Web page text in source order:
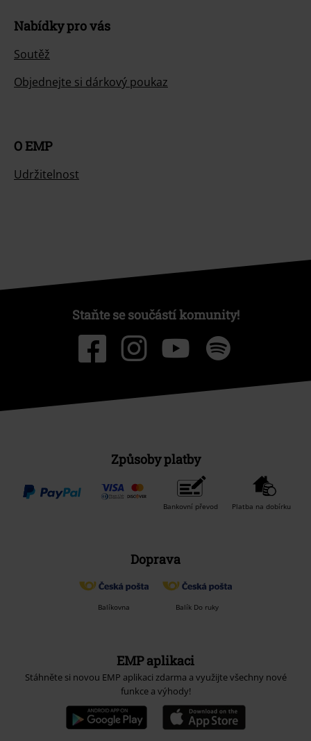
Nabídky pro vás
Soutěž
Objednejte si dárkový poukaz
O EMP
Udržitelnost
Staňte se součástí komunity!
Způsoby platby
Bankovní převod Platba na dobírku
Doprava
Balíkovna Balík Do ruky
EMP aplikaci
Stáhněte si novou EMP aplikaci zdarma a využijte všechny nové
funkce a výhody!